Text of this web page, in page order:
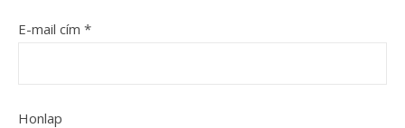
E-mail cím *
Honlap